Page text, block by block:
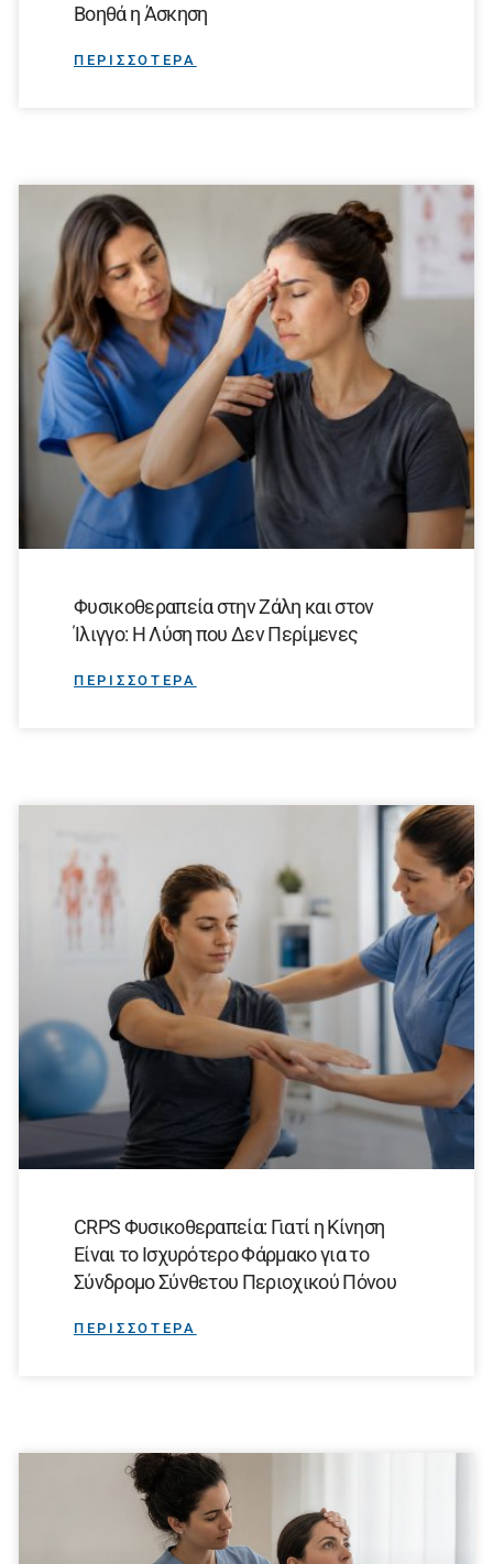
Βοηθά η Άσκηση
ΠΕΡΙΣΣΟΤΕΡΑ
Φυσικοθεραπεία στην Ζάλη και στον
Ίλιγγο: Η Λύση που Δεν Περίμενες
ΠΕΡΙΣΣΟΤΕΡΑ
CRPS Φυσικοθεραπεία: Γιατί η Κίνηση
Είναι το Ισχυρότερο Φάρμακο για το
Σύνδρομο Σύνθετου Περιοχικού Πόνου
ΠΕΡΙΣΣΟΤΕΡΑ